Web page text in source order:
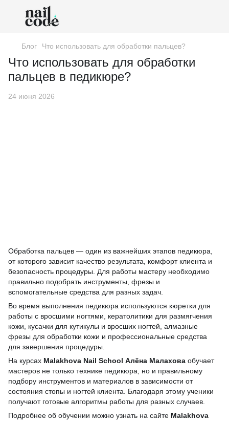
Блог Что использовать для обработки пальцев?
Что использовать для обработки
пальцев в педикюре?
24 июня 2026
Обработка пальцев — один из важнейших этапов педикюра,
от которого зависит качество результата, комфорт клиента и
безопасность процедуры. Для работы мастеру необходимо
правильно подобрать инструменты, фрезы и
вспомогательные средства для разных задач.
Во время выполнения педикюра используются кюретки для
работы с вросшими ногтями, кератолитики для размягчения
кожи, кусачки для кутикулы и вросших ногтей, алмазные
фрезы для обработки кожи и профессиональные средства
для завершения процедуры.
На курсах Malakhova Nail School Алёна Малахова обучает
мастеров не только технике педикюра, но и правильному
подбору инструментов и материалов в зависимости от
состояния стопы и ногтей клиента. Благодаря этому ученики
получают готовые алгоритмы работы для разных случаев.
Подробнее об обучении можно узнать на сайте Malakhova